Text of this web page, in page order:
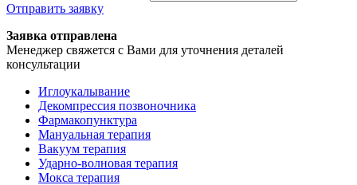
Отправить заявку
Заявка отправлена
Менеджер свяжется с Вами для уточнения деталей
консультации
Иглоукалывание
Декомпрессия позвоночника
Фармакопунктура
Мануальная терапия
Вакуум терапия
Ударно-волновая терапия
Мокса терапия